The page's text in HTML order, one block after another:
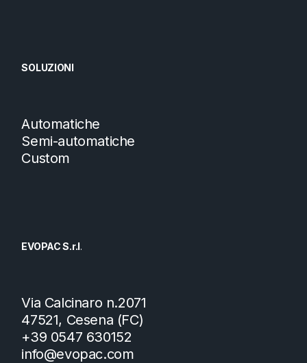
SOLUZIONI
Automatiche
Semi-automatiche
Custom
EVOPAC S.r.l.
Via Calcinaro n.2071
47521, Cesena (FC)
+39 0547 630152
info@evopac.com